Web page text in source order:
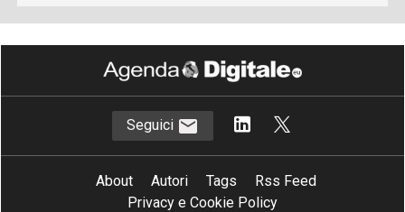
Seguici
About Autori Tags
Rss Feed
Privacy e Cookie Policy